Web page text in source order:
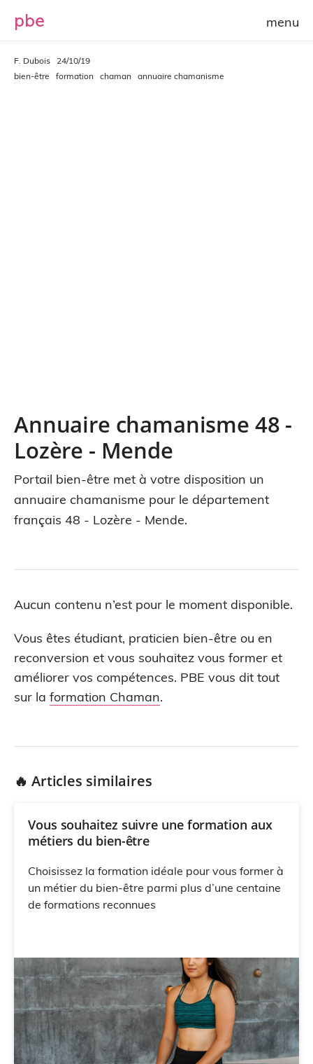
pbe
F. Dubois
24/10/19
bien-être
formation chaman annuaire chamanisme
Annuaire chamanisme 48 -
Lozère - Mende
Portail bien-être met à votre disposition un
annuaire chamanisme pour le département
français 48 - Lozère - Mende.
Aucun contenu n’est pour le moment disponible.
Vous êtes étudiant, praticien bien-être ou en
reconversion et vous souhaitez vous former et
améliorer vos compétences. PBE vous dit tout
sur la formation Chaman.
🔥 Articles similaires
Vous souhaitez suivre une formation aux
métiers du bien-être
Choisissez la formation idéale pour vous former à
un métier du bien-être parmi plus d’une centaine
de formations reconnues